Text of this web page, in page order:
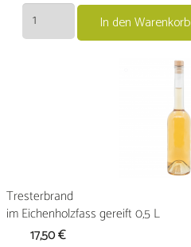
Traubenbrand
In den Warenkorb
Tresterbrand
im Eichenholzfass gereift 0,5 L
17,50€